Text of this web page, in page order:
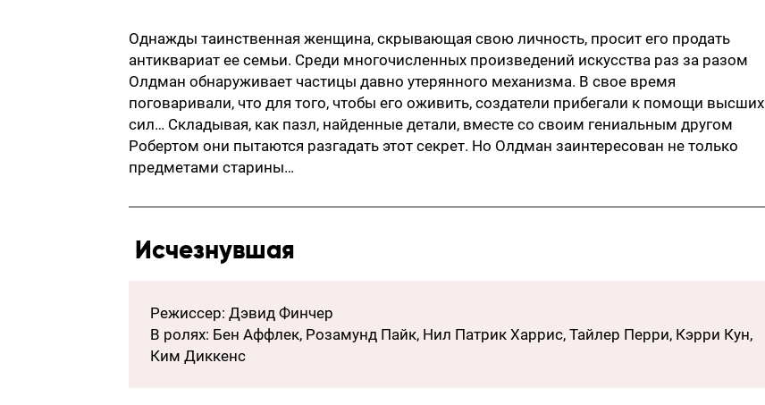
Однажды таинственная женщина, скрывающая свою личность, просит его продать
антиквариат ее семьи. Среди многочисленных произведений искусства раз за разом
Олдман обнаруживает частицы давно утерянного механизма. В свое время
поговаривали, что для того, чтобы его оживить, создатели прибегали к помощи высших
сил… Складывая, как пазл, найденные детали, вместе со своим гениальным другом
Робертом они пытаются разгадать этот секрет. Но Олдман заинтересован не только
предметами старины…
Исчезнувшая
Режиссер: Дэвид Финчер
В ролях: Бен Аффлек, Розамунд Пайк, Нил Патрик Харрис, Тайлер Перри, Кэрри Кун,
Ким Диккенс